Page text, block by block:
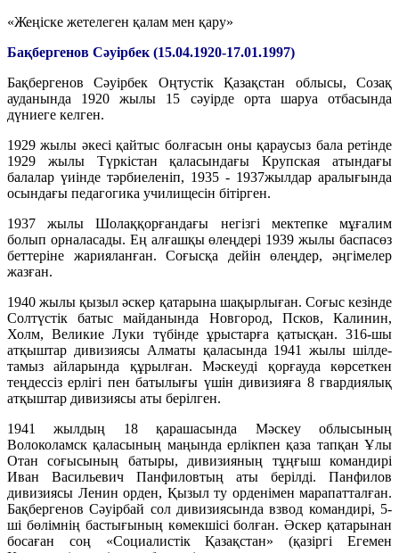
«Жеңіске жетелеген қалам мен қару»
Бақбергенов Сәуірбек (15.04.1920-17.01.1997)
Бақбергенов Сәуірбек Оңтустік Қазақстан облысы, Созақ
ауданында 1920 жылы 15 сәуірде орта шаруа отбасында
дүниеге келген.
1929 жылы әкесі қайтыс болғасын оны қараусыз бала ретінде
1929 жылы Түркістан қаласындағы Крупская атындағы
балалар үиінде тәрбиеленіп, 1935 - 1937жылдар аралығында
осындағы педагогика училищесін бітірген.
1937 жылы Шолаққорғандағы негізгі мектепке мұғалим
болып орналасады. Ең алғашқы өлеңдері 1939 жылы баспасөз
беттеріне жарияланған. Соғысқа дейін өлеңдер, әңгімелер
жазған.
1940 жылы қызыл әскер қатарына шақырлыған. Соғыс кезінде
Солтүстік батыс майданында Новгород, Псков, Калинин,
Холм, Великие Луки түбінде ұрыстарға қатысқан. 316-шы
атқыштар дивизиясы Алматы қаласында 1941 жылы шілде-
тамыз айларында құрылған. Мәскеуді қорғауда көрсеткен
теңдессіз ерлігі пен батылығы үшін дивизияға 8 гвардиялық
атқыштар дивизиясы аты берілген.
1941 жылдың 18 қарашасында Мәскеу облысының
Волоколамск қаласының маңында ерлікпен қаза тапқан Ұлы
Отан соғысының батыры, дивизияның тұңғыш командирі
Иван Васильевич Панфиловтың аты берілді. Панфилов
дивизиясы Ленин орден, Қызыл ту орденімен марапатталған.
Бақбергенов Сәуірбай сол дивизиясында взвод командирі, 5-
ші бөлімнің бастығының көмекшісі болған. Әскер қатарынан
босаған соң «Социалистік Қазақстан» (қазіргі Егемен